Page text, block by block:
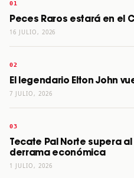
Peces Raros estará en el
16 JULIO, 2026
El legendario Elton John
7 JULIO, 2026
Tecate Pal Norte supera
derrama económica
1 JULIO, 2026